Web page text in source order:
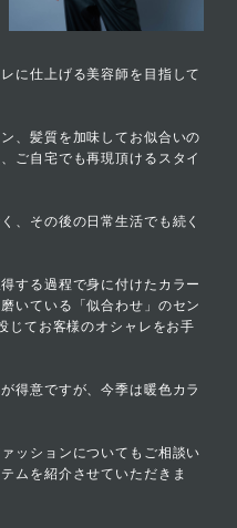
に仕上げる美容師を目指して
、髪質を加味してお似合いの
ご自宅でも再現頂けるスタイ
、その後の日常生活でも続く
する過程で身に付けたカラー
いている「似合わせ」のセン
じてお客様のオシャレをお手
得意ですが、今季は暖色カラ
ッションについてもご相談い
ムを紹介させていただきま